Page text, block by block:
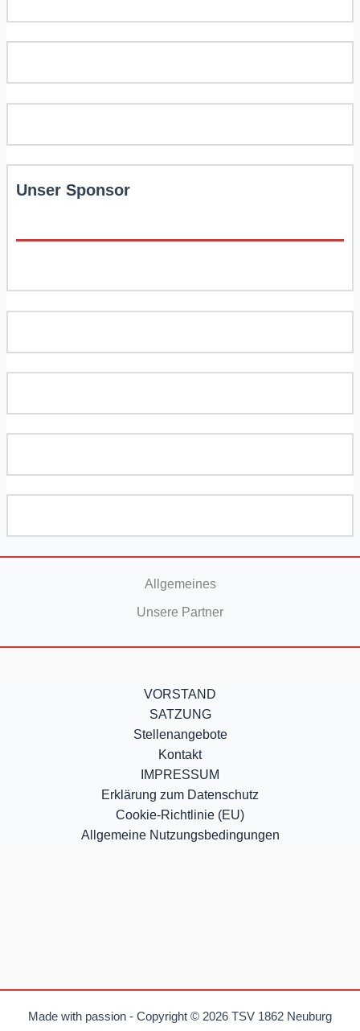
Unser Sponsor
Allgemeines
Unsere Partner
VORSTAND
SATZUNG
Stellenangebote
Kontakt
IMPRESSUM
Erklärung zum Datenschutz
Cookie-Richtlinie (EU)
Allgemeine Nutzungsbedingungen
Made with passion - Copyright © 2026 TSV 1862 Neuburg